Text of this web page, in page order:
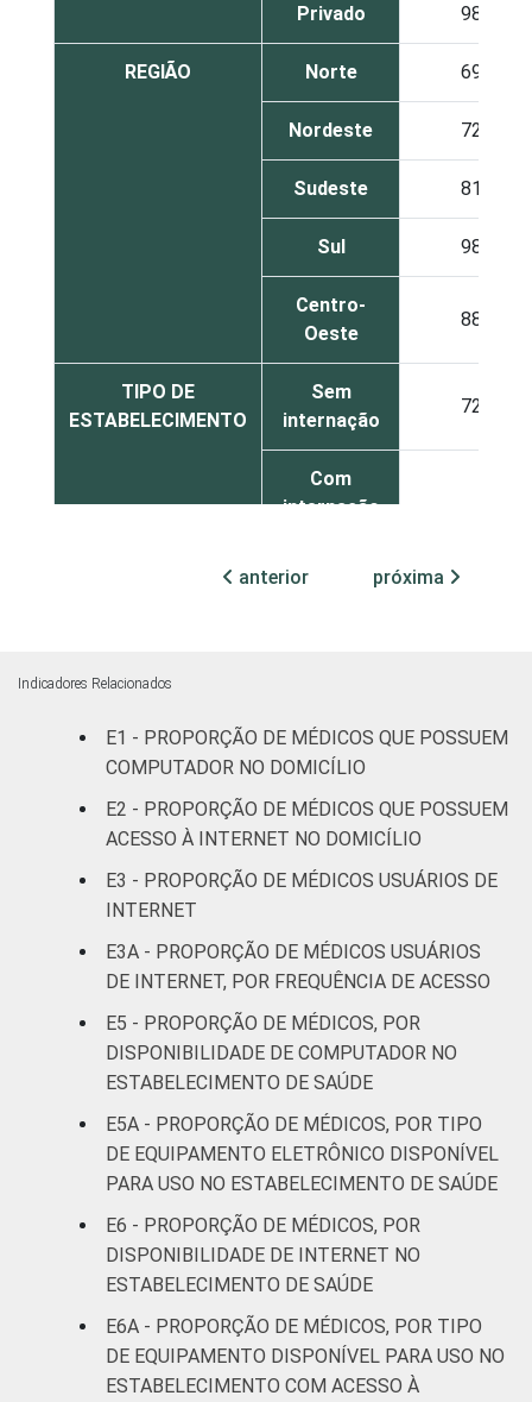
Privado 98
REGIÃO Norte 69
Nordeste 72
Sudeste 81
Sul 98
Centro-
Oeste
88
TIPO DE
ESTABELECIMENTO
Sem
internação
72
Com
internação
Não
classificado
FAIXA ETÁRIA Até 35 anos
anos
51 anos ou
mais
LOCALIZAÇÃO Capital
Interior 80
entre novembro de 2015 e junho de 2016.
anterior próxima
Indicadores Relacionados
E1 - PROPORÇÃO DE MÉDICOS QUE POSSUEM
COMPUTADOR NO DOMICÍLIO
E2 - PROPORÇÃO DE MÉDICOS QUE POSSUEM
ACESSO À INTERNET NO DOMICÍLIO
E3 - PROPORÇÃO DE MÉDICOS USUÁRIOS DE
INTERNET
E3A - PROPORÇÃO DE MÉDICOS USUÁRIOS
DE INTERNET, POR FREQUÊNCIA DE ACESSO
E5 - PROPORÇÃO DE MÉDICOS, POR
DISPONIBILIDADE DE COMPUTADOR NO
ESTABELECIMENTO DE SAÚDE
E5A - PROPORÇÃO DE MÉDICOS, POR TIPO
DE EQUIPAMENTO ELETRÔNICO DISPONÍVEL
PARA USO NO ESTABELECIMENTO DE SAÚDE
E6 - PROPORÇÃO DE MÉDICOS, POR
DISPONIBILIDADE DE INTERNET NO
ESTABELECIMENTO DE SAÚDE
E6A - PROPORÇÃO DE MÉDICOS, POR TIPO
DE EQUIPAMENTO DISPONÍVEL PARA USO NO
ESTABELECIMENTO COM ACESSO À